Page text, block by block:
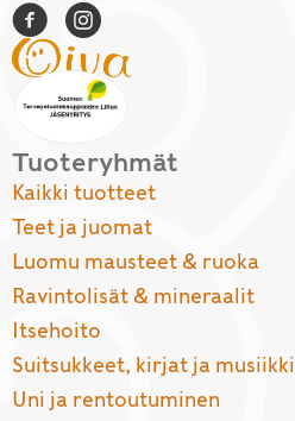
Tuoteryhmät
Kaikki tuotteet
Teet ja juomat
Luomu mausteet & ruoka
Ravintolisät & mineraalit
Itsehoito
Suitsukkeet, kirjat ja musiikki
Uni ja rentoutuminen